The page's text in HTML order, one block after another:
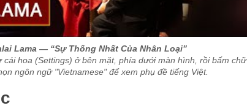
Lama — “Sự Thống Nhất Của Nhân Loại”
cái hoa (Settings) ở bên mặt, phía dưới màn hình, rồi bấm chữ
ngôn ngữ "Vietnamese" để xem phụ đề tiếng Việt.